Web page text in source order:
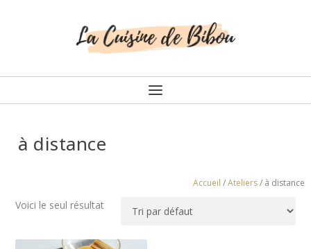
à distance
Accueil /Ateliers/ à distance
Voici le seul résultat